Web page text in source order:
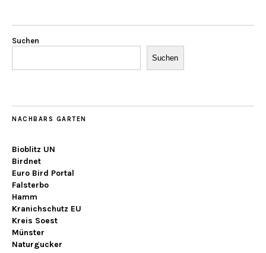
Suchen
Suchen
NACHBARS GARTEN
Bioblitz UN
Birdnet
Euro Bird Portal
Falsterbo
Hamm
Kranichschutz EU
Kreis Soest
Münster
Naturgucker